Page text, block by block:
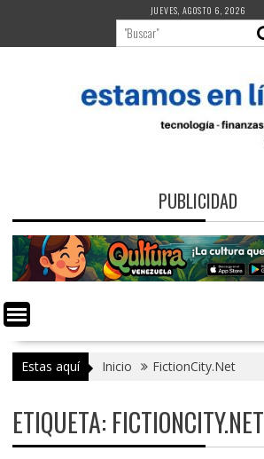
contenido
JUEVES, AGOSTO 6, 2026
PUBLICIDAD
Estas aquí Inicio FictionCity.Net
ETIQUETA: FICTIONCITY.NET